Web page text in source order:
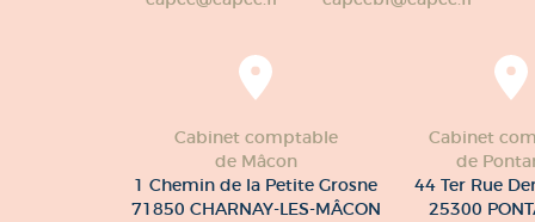
Cabinet comptable
de Mâcon
1 Chemin de la Petite Grosne
71850 CHARNAY-LES-MÂCON
Cabinet
de
44 Ter Rue
25300